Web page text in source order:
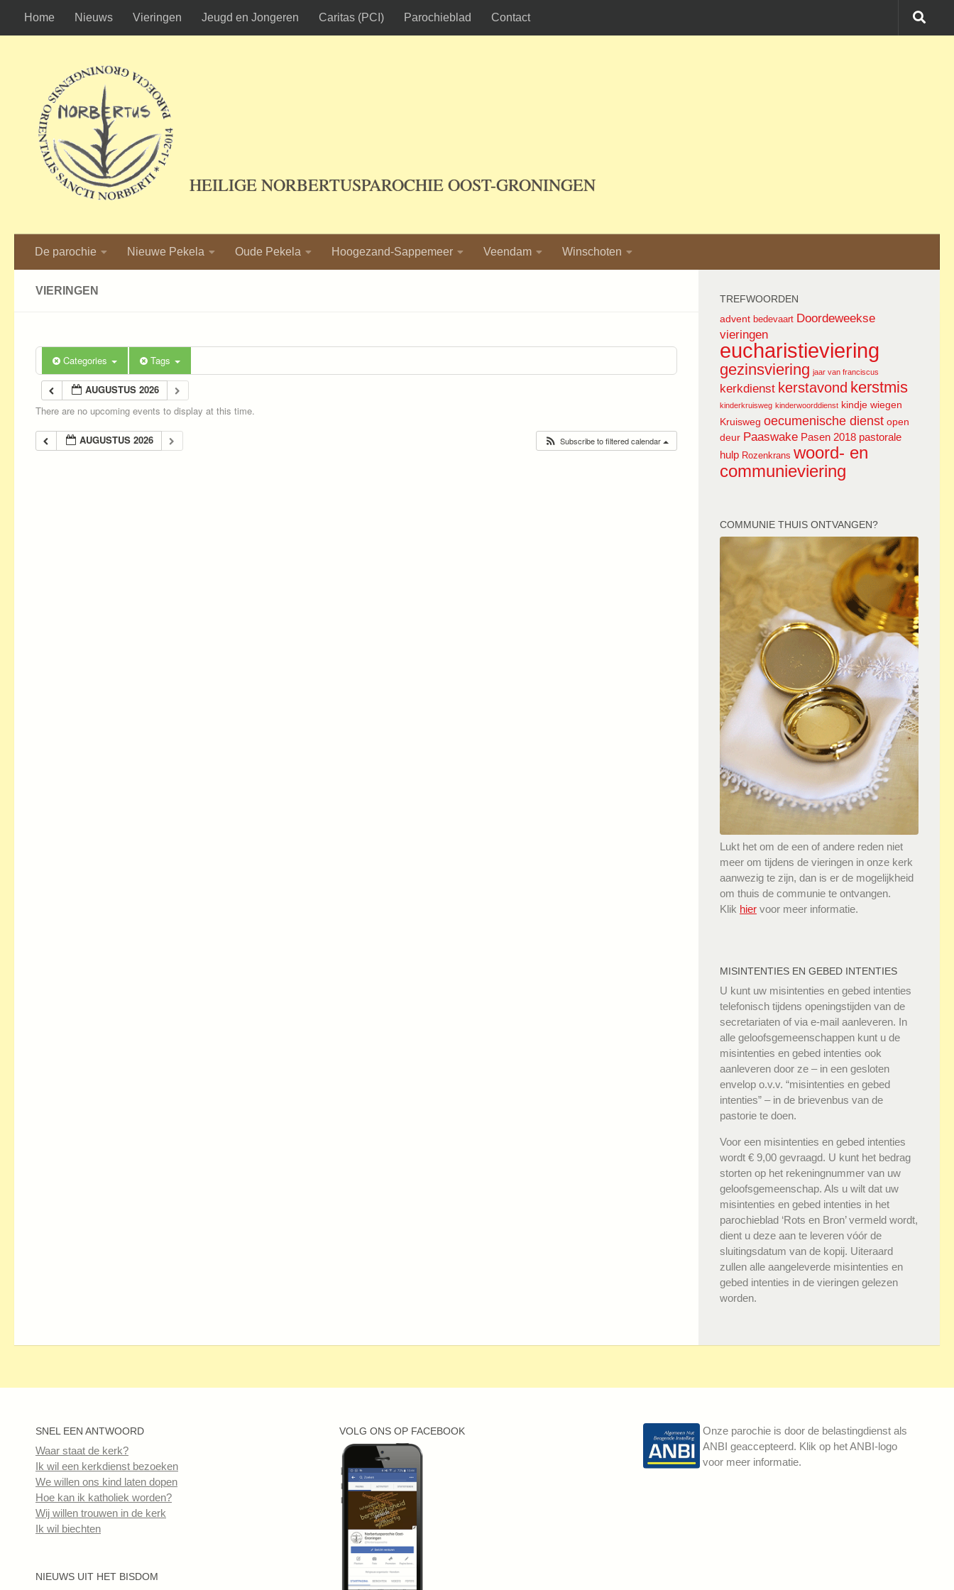
Ga naar de inhoud
Home Nieuws Vieringen Jeugd en Jongeren Caritas (PCI) Parochieblad Contact
HEILIGE NORBERTUSPAROCHIE OOST-GRONINGEN
De parochie Nieuwe Pekela Oude Pekela Hoogezand-Sappemeer Veendam Winschoten
VIERINGEN
Categories Tags
AUGUSTUS 2026
There are no upcoming events to display at this time.
AUGUSTUS 2026 Subscribe to filtered calendar
TREFWOORDEN
advent bedevaart Doordeweekse
vieringen
eucharistieviering
gezinsviering jaar van franciscus
kerkdienst kerstavond kerstmis
kinderkruisweg kinderwoorddienst kindje wiegen
Kruisweg oecumenische dienst open
deur Paaswake Pasen 2018 pastorale
hulp Rozenkrans woord- en
communieviering
COMMUNIE THUIS ONTVANGEN?
Lukt het om de een of andere reden niet
meer om tijdens de vieringen in onze kerk
aanwezig te zijn, dan is er de mogelijkheid
om thuis de communie te ontvangen.
Klik hier voor meer informatie.
MISINTENTIES EN GEBED INTENTIES
U kunt uw misintenties en gebed intenties
telefonisch tijdens openingstijden van de
secretariaten of via e-mail aanleveren. In
alle geloofsgemeenschappen kunt u de
misintenties en gebed intenties ook
aanleveren door ze – in een gesloten
envelop o.v.v. “misintenties en gebed
intenties” – in de brievenbus van de
pastorie te doen.
Voor een misintenties en gebed intenties
wordt € 9,00 gevraagd. U kunt het bedrag
storten op het rekeningnummer van uw
geloofsgemeenschap. Als u wilt dat uw
misintenties en gebed intenties in het
parochieblad ‘Rots en Bron’ vermeld wordt,
dient u deze aan te leveren vóór de
sluitingsdatum van de kopij. Uiteraard
zullen alle aangeleverde misintenties en
gebed intenties in de vieringen gelezen
worden.
SNEL EEN ANTWOORD
Waar staat de kerk?
Ik wil een kerkdienst bezoeken
We willen ons kind laten dopen
Hoe kan ik katholiek worden?
Wij willen trouwen in de kerk
Ik wil biechten
NIEUWS UIT HET BISDOM
VOLG ONS OP FACEBOOK
Onze parochie is door de belastingdienst als
ANBI geaccepteerd. Klik op het ANBI-logo
voor meer informatie.